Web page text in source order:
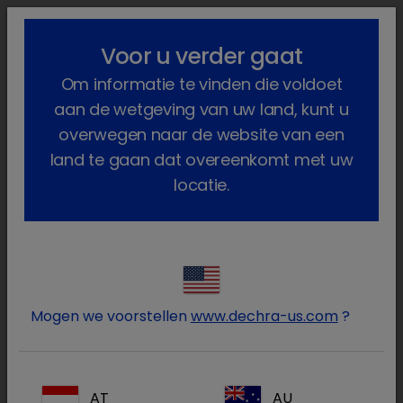
lock_outline search menu
Voedselproducerende dieren
Geneesmiddelen
Varken
Op diergeneeskundig voorschrif...
Euromec
Voor u verder gaat
Om informatie te vinden die voldoet
aan de wetgeving van uw land, kunt u
overwegen naar de website van een
land te gaan dat overeenkomt met uw
locatie.
Mogen we voorstellen www.dechra-us.com ?
AT AU